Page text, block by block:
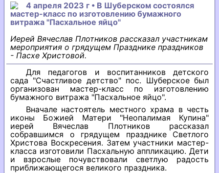
4 апреля 2023 г • В Шуберском состоялся
мастер-класс по изготовлению бумажного
витража "Пасхальное яйцо"
Иерей Вячеслав Плотников рассказал участникам
мероприятия о грядущем Празднике праздников
- Пасхе Христовой.
Для педагогов и воспитанников детского
сада "Счастливое детство" пос. Шуберское был
организован мастер-класс по изготовлению
бумажного витража "Пасхальное яйцо".
Вначале настоятель местного храма в честь
иконы Божией Матери "Неопалимая Купина"
иерей Вячеслав Плотников рассказал
собравшимся о грядущем празднике Светлого
Христова Воскресения. Затем участники мастер-
класса изготовили Пасхальную аппликацию. Дети
и взрослые почувствовали светлую радость
приближающегося великого праздника.